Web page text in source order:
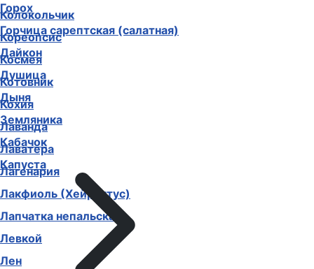
Колокольчик
Кореопсис
Космея
Котовник
Кохия
Лаванда
Лаватера
Лагенария
Лакфиоль (Хейрантус)
Лапчатка непальская
Левкой
Лен
Горох
Горчица сарептская (салатная)
Дайкон
Душица
Дыня
Земляника
Кабачок
Капуста